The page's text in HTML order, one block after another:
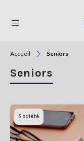
THÉMATIQUES
RÉGIONS
FORMATS
Accueil Seniors
Seniors
Société